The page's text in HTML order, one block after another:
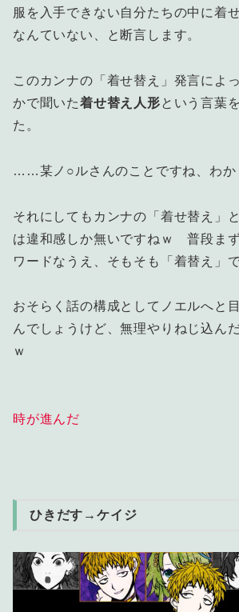
服を入手できない自分たちの中に着
なんていない、と断言します。
このカンナの「着せ替え」発言によ
かで聞いた着せ替え人形という言葉
た。
……某ノ○ルさんのことですね、わか
それにしてもカンナの「着せ替え」
は違和感しか無いですねｗ 普段ま
ワードなうえ、そもそも「着替え」
おそらく話の構成としてノエルへと
んでしょうけど、無理やりねじ込ん
ｗ
時が進んだ
ひきだす→ケイジ